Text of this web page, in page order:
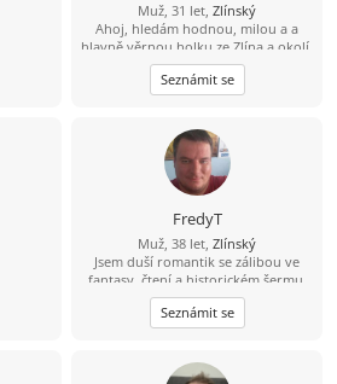
Muž, 31 let, Zlínský
Ahoj, hledám hodnou, milou a a
hlavně věrnou holku ze Zlína a okolí.
Požaduji věk 18-30. Mám rád
procházky po přírodě posezení u
šálku dobré kávi i čaje. Chci, aby
provaz a měli spolu pořád na sebe
dost času. Dej mi vědět, Zda-li tě můj
inzerát zaujal. Klidně mi napiš na
Whatsapp, číslo ti milerád dám.
Seznámit se
FredyT
Muž, 38 let, Zlínský
Jsem duší romantik se zálibou ve
fantasy, čtení a historickém šermu.
Rád si zajdu do kina a na různé akce.
Nekuřák a pijící jen příležitostně,
nebo lépe nikdy.
Seznámit se